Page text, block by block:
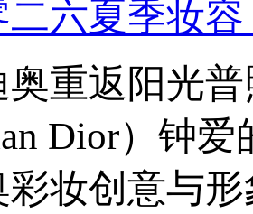
六夏季妆
重返阳光
Dior）钟
妆创意与形